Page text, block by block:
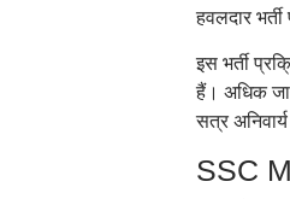
हवलदार
इस भर्ती
हैं। अधिक
सत्र अनिवार्य
SSC